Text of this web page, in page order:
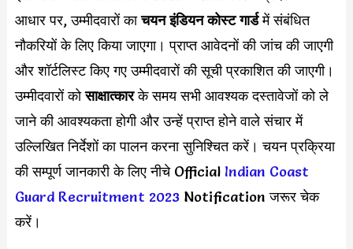
आधार पर, उम्मीदवारों काचयन इंडियन कोस्ट गार्डमें संबंधित
नौकरियों के लिए किया जाएगा। प्राप्त आवेदनों की जांच की जाएगी
और शॉर्टलिस्ट किए गए उम्मीदवारों की सूची प्रकाशित की जाएगी।
उम्मीदवारों कोसाक्षात्कारके समय सभी आवश्यक दस्तावेजों को ले
जाने की आवश्यकता होगी और उन्हें प्राप्त होने वाले संचार में
उल्लिखित निर्देशों का पालन करना सुनिश्चित करें। चयन प्रक्रिया
की सम्पूर्ण जानकारी के लिए नीचे Official Indian Coast
Guard Recruitment 2023Notification जरूर चेक
करें।